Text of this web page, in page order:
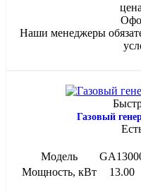
Наши менеджеры
Газовый
Модель
Мощность, кВт
13.00